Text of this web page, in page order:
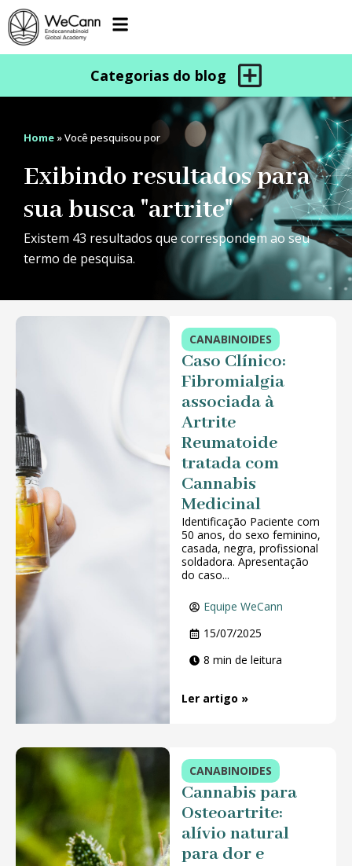
Home »Você pesquisou por
Exibindo resultados para
sua busca "artrite"
Existem 43 resultados que correspondem ao seu
termo de pesquisa.
CANABINOIDES
Caso Clínico:
Fibromialgia
associada à
Artrite
Reumatoide
tratada com
Cannabis
Medicinal
Identificação Paciente com
50 anos, do sexo feminino,
casada, negra, profissional
soldadora. Apresentação
do caso...
Equipe WeCann
15/07/2025
8 min de leitura
Ler artigo »
CANABINOIDES
Cannabis para
Osteoartrite:
alívio natural
para dor e